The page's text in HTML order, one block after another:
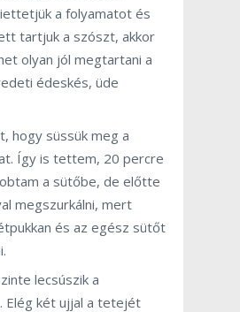
a folyamatot és
tartjuk a szószt, akkor
olyan jól megtartani a
édeskés, üde
hogy süssük meg a
Így is tettem, 20 percre
a sütőbe, de előtte
megszurkálni, mert
és az egész sütőt
lecsúszik a
Elég két ujjal a tetejét